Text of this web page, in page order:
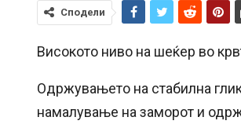
Сподели
Високото ниво на шеќер во
Одржувањето на стабилна
намалување на заморот и